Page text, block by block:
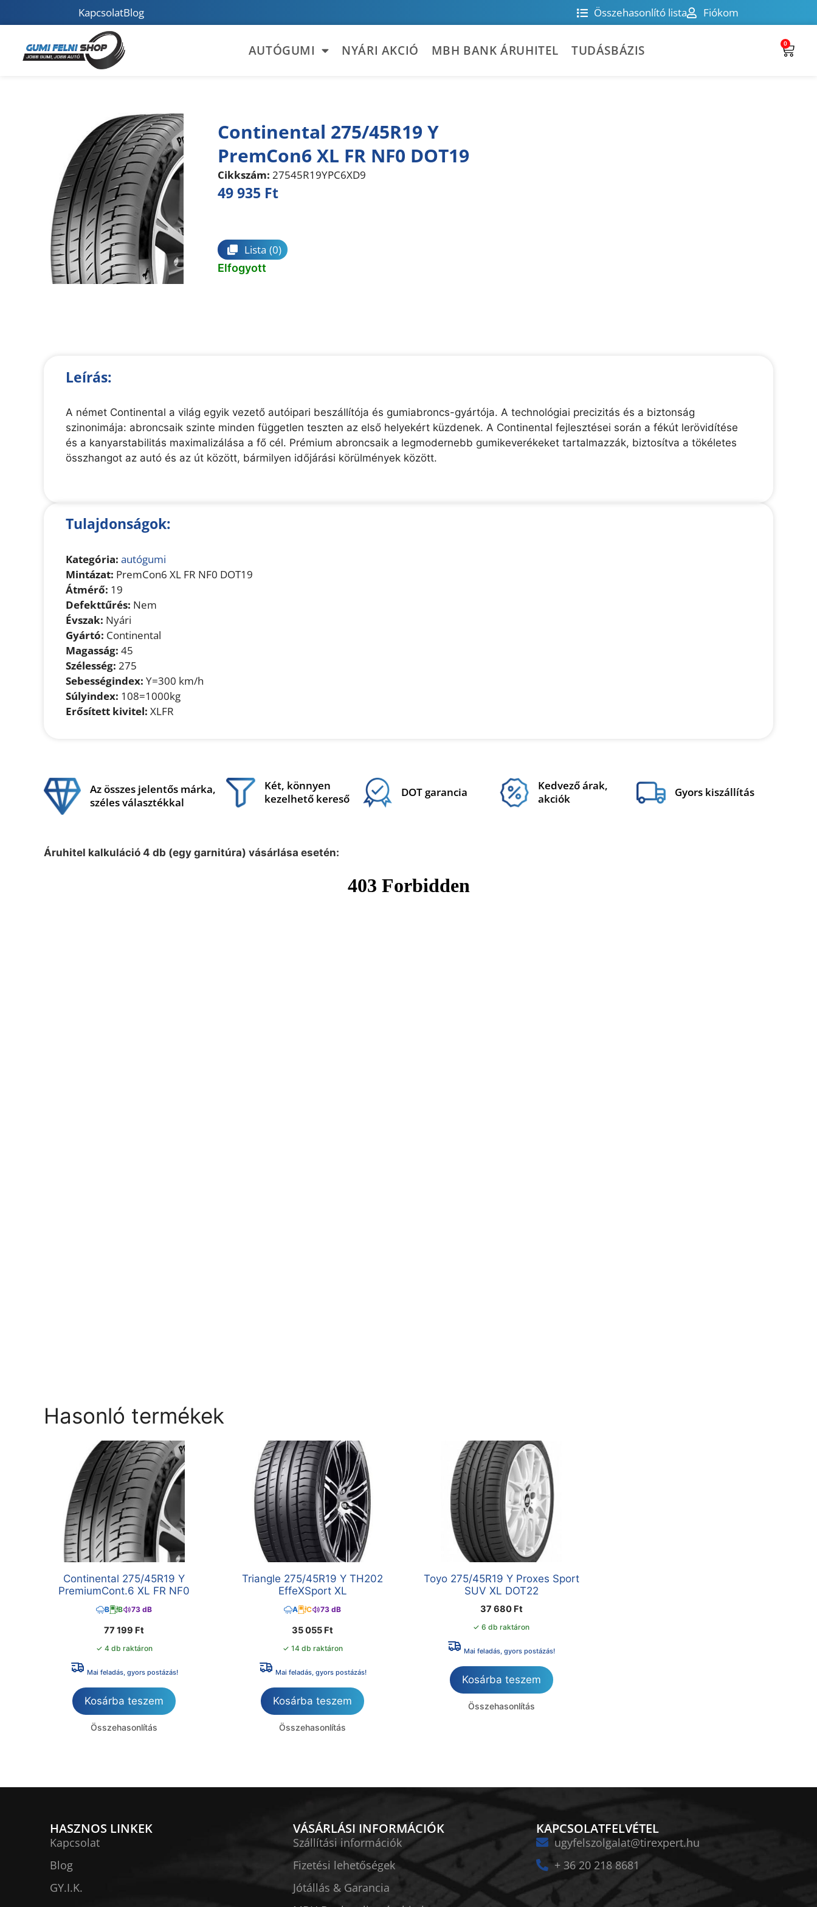
KapcsolatBlog Összehasonlító lista Fiókom
AUTÓGUMI NYÁRI AKCIÓ MBH BANK ÁRUHITEL TUDÁSBÁZIS 0
Continental 275/45R19 Y
PremCon6 XL FR NF0 DOT19
Cikkszám: 27545R19YPC6XD9
49 935 Ft
Lista (0)
Elfogyott
Leírás:
A német Continental a világ egyik vezető autóipari beszállítója és gumiabroncs-gyártója. A technológiai precizitás és a biztonság
szinonimája: abroncsaik szinte minden független teszten az első helyekért küzdenek. A Continental fejlesztései során a fékút lerövidítése
és a kanyarstabilitás maximalizálása a fő cél. Prémium abroncsaik a legmodernebb gumikeverékeket tartalmazzák, biztosítva a tökéletes
összhangot az autó és az út között, bármilyen időjárási körülmények között.
Tulajdonságok:
Kategória: autógumi
Mintázat: PremCon6 XL FR NF0 DOT19
Átmérő: 19
Defekttűrés: Nem
Évszak: Nyári
Gyártó: Continental
Magasság: 45
Szélesség: 275
Sebességindex: Y=300 km/h
Súlyindex: 108=1000kg
Erősített kivitel: XLFR
Az összes jelentős márka,
széles választékkal
Két, könnyen
kezelhető kereső
DOT garancia
Kedvező árak,
akciók
Gyors kiszállítás
Áruhitel kalkuláció 4 db (egy garnitúra) vásárlása esetén:
Hasonló termékek
Continental 275/45R19 Y
PremiumCont.6 XL FR NF0
B B 73 dB
77 199 Ft
✓ 4 db raktáron
Mai feladás, gyors postázás!
Kosárba teszem
Összehasonlítás
Triangle 275/45R19 Y TH202
EffeXSport XL
A C 73 dB
35 055 Ft
✓ 14 db raktáron
Mai feladás, gyors postázás!
Kosárba teszem
Összehasonlítás
Toyo 275/45R19 Y Proxes Sport
SUV XL DOT22
37 680 Ft
✓ 6 db raktáron
Mai feladás, gyors postázás!
Kosárba teszem
Összehasonlítás
HASZNOS LINKEK
Kapcsolat
Blog
GY.I.K.
VÁSÁRLÁSI INFORMÁCIÓK
Szállítási információk
Fizetési lehetőségek
Jótállás & Garancia
KAPCSOLATFELVÉTEL
ugyfelszolgalat@tirexpert.hu
+ 36 20 218 8681